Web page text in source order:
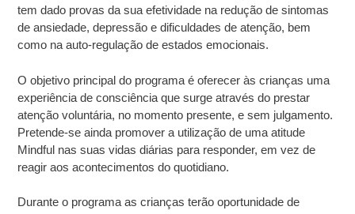
tem dado provas da sua efetividade na redução de sintomas
de ansiedade, depressão e dificuldades de atenção, bem
como na auto-regulação de estados emocionais.
O objetivo principal do programa é oferecer às crianças uma
experiência de consciência que surge através do prestar
atenção voluntária, no momento presente, e sem julgamento.
Pretende-se ainda promover a utilização de uma atitude
Mindful nas suas vidas diárias para responder, em vez de
reagir aos acontecimentos do quotidiano.
Durante o programa as crianças terão oportunidade de